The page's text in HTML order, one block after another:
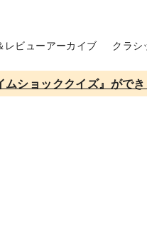
レビューアーカイブ クラシ
ショッククイズ』がで